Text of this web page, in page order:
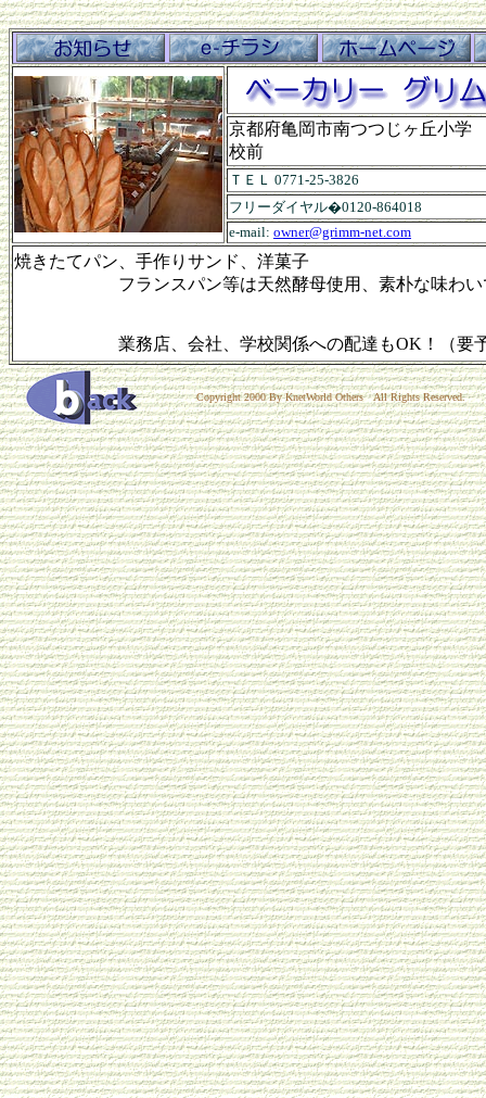
京都府亀岡市南つつじヶ丘小学
校前
ＴＥＬ 0771-25-3826
フリーダイヤル�0120-864018
e-mail: owner@grimm-net.com
焼きたてパン、手作りサンド、洋菓子
フランスパン等は天然酵母使用、素朴な味わい
業務店、会社、学校関係への配達もOK！（要
Copyright 2000 By KnetWorld Others All Rights Reserved.